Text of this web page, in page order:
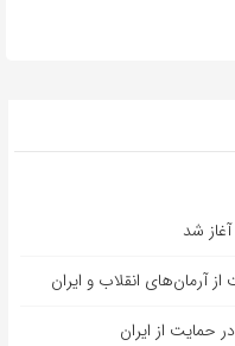
شد
آرمان‌های انقلاب و ایران
حمایت از ایران